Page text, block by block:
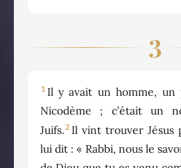
3
1 Il y avait un homme, un
Nicodème ; c’était un
Juifs.2 Il vint trouver Jésus
lui dit : « Rabbi, nous le